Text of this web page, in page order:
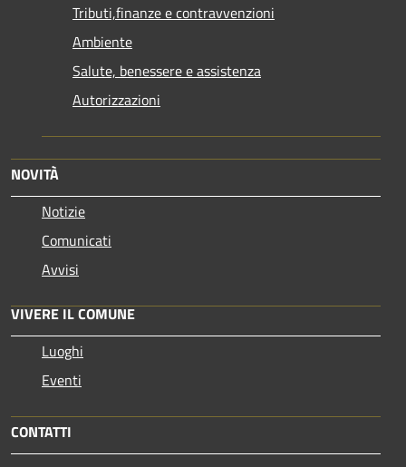
Tributi,finanze e contravvenzioni
Ambiente
Salute, benessere e assistenza
Autorizzazioni
NOVITÀ
Notizie
Comunicati
Avvisi
VIVERE IL COMUNE
Luoghi
Eventi
CONTATTI